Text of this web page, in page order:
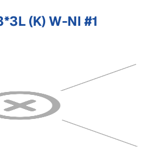
(K) W-NI #1